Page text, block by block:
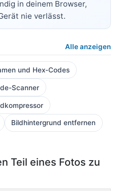
in deinem Browser,
nie verlässt.
Alle anzeigen
und Hex-Codes
Scanner
Bildhintergrund entfernen
Teil eines Fotos zu